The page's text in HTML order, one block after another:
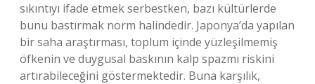
sıkıntıyı ifade etmek serbestken, bazı kültürlerde
bunu bastırmak norm halindedir. Japonya’da yapılan
bir saha araştırması, toplum içinde yüzleşilmemiş
öfkenin ve duygusal baskının kalp spazmı riskini
artırabileceğini göstermektedir. Buna karşılık,